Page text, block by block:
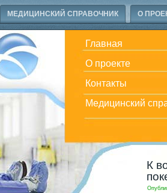
МЕДИЦИНСКИЙ СПРАВОЧНИК О
Главная
О проекте
Контакты
Медицинский
К